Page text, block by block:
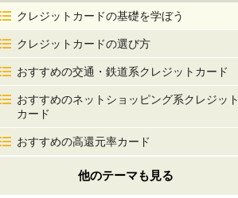
クレジットカードの基礎を学ぼう
クレジットカードの選び方
おすすめの交通・鉄道系クレジットカード
おすすめのネットショッピング系クレジット
カード
おすすめの高還元率カード
他のテーマも見る